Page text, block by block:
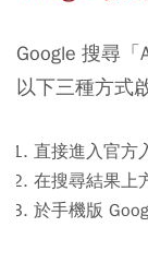
Google 搜尋
以下三種方式
直接進入官方
在搜尋結果上
於手機版